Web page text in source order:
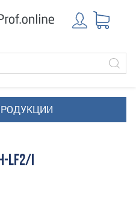
LF2/I